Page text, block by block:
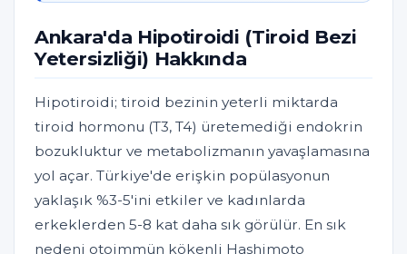
Ankara'da Hipotiroidi (Tiroid Bezi
Yetersizliği) Hakkında
Hipotiroidi; tiroid bezinin yeterli miktarda
tiroid hormonu (T3, T4) üretemediği endokrin
bozukluktur ve metabolizmanın yavaşlamasına
yol açar. Türkiye'de erişkin popülasyonun
yaklaşık %3-5'ini etkiler ve kadınlarda
erkeklerden 5-8 kat daha sık görülür. En sık
nedeni otoimmün kökenli Hashimoto